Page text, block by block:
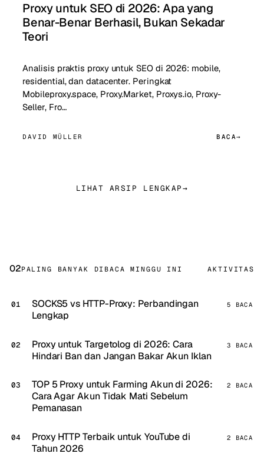
Proxy untuk SEO di 2026: Apa yang
Benar-Benar Berhasil, Bukan Sekadar
Teori
Analisis praktis proxy untuk SEO di 2026: mobile,
residential, dan datacenter. Peringkat
Mobileproxy.space, Proxy.Market, Proxys.io, Proxy-
Seller, Fro…
DAVID MÜLLER BACA
LIHAT ARSIP LENGKAP→
02PALING BANYAK DIBACA MINGGU INI AKTIVITAS
SOCKS5 vs HTTP-Proxy: Perbandingan
Lengkap
5 BACA
Proxy untuk Targetolog di 2026: Cara
Hindari Ban dan Jangan Bakar Akun Iklan
3 BACA
TOP 5 Proxy untuk Farming Akun di 2026:
Cara Agar Akun Tidak Mati Sebelum
Pemanasan
2 BACA
Proxy HTTP Terbaik untuk YouTube di
Tahun 2026
2 BACA